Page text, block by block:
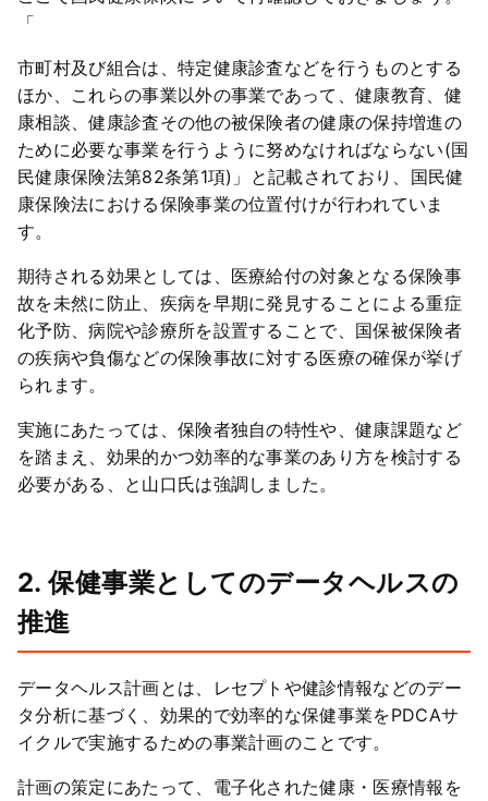
「
市町村及び組合は、特定健康診査などを行うものとする
ほか、これらの事業以外の事業であって、健康教育、健
康相談、健康診査その他の被保険者の健康の保持増進の
ために必要な事業を行うように努めなければならない(国
民健康保険法第82条第1項)」と記載されており、国民健
康保険法における保険事業の位置付けが行われていま
す。
期待される効果としては、医療給付の対象となる保険事
故を未然に防止、疾病を早期に発見することによる重症
化予防、病院や診療所を設置することで、国保被保険者
の疾病や負傷などの保険事故に対する医療の確保が挙げ
られます。
実施にあたっては、保険者独自の特性や、健康課題など
を踏まえ、効果的かつ効率的な事業のあり方を検討する
必要がある、と山口氏は強調しました。
2. 保健事業としてのデータヘルスの
推進
データヘルス計画とは、レセプトや健診情報などのデー
タ分析に基づく、効果的で効率的な保健事業をPDCAサ
イクルで実施するための事業計画のことです。
計画の策定にあたって、電子化された健康・医療情報を